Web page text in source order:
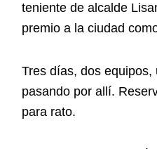
teniente de alcalde
premio a la ciudad
Tres días, dos
pasando por allí.
para rato.